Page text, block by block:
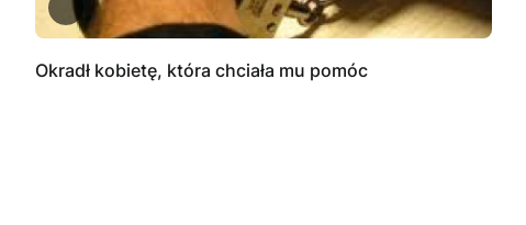
Okradł kobietę, która chciała mu pomóc